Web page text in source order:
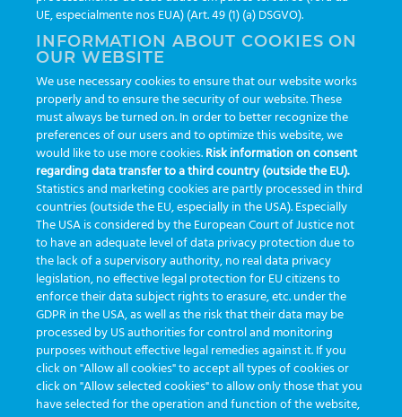
TAGS
auditoria automação
congresso customização dashboard DICQ eficiência
enterprise etrack flebotomista governança clínica
GreinerBioOne greinerbioonebr HL7 IA informação
inovação ISO15189 laboratório novas tecnologias PALC
preanalitica processo de coleta produtividade
Pré-analítica qualidade rastreabilidade RDC
rotina laboratorial saúde tecnologia tomada de decisão
Transformação Transformação Digital tubos usabilidade
VACUETTE®
UE, especialmente nos EUA) (Art. 49 (1) (a) DSGVO).
INFORMATION ABOUT COOKIES ON
OUR WEBSITE
We use necessary cookies to ensure that our website works
properly and to ensure the security of our website. These
must always be turned on. In order to better recognize the
preferences of our users and to optimize this website, we
would like to use more cookies.Risk information on consent
regarding data transfer to a third country (outside the EU).
Statistics and marketing cookies are partly processed in third
countries (outside the EU, especially in the USA). Especially
The USA is considered by the European Court of Justice not
to have an adequate level of data privacy protection due to
the lack of a supervisory authority, no real data privacy
legislation, no effective legal protection for EU citizens to
enforce their data subject rights to erasure, etc. under the
GDPR in the USA, as well as the risk that their data may be
processed by US authorities for control and monitoring
purposes without effective legal remedies against it. If you
click on "Allow all cookies" to accept all types of cookies or
click on "Allow selected cookies" to allow only those that you
have selected for the operation and function of the website,